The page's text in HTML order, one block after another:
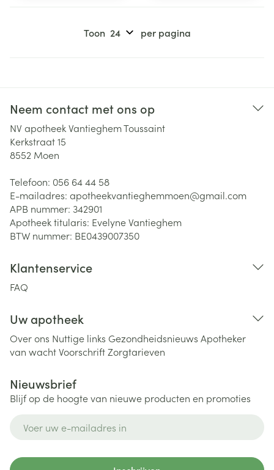
Toon per pagina
Neem contact met ons op
NV apotheek Vantieghem Toussaint
Kerkstraat 15
8552 Moen
Telefoon: 056 64 44 58
E-mailadres: apotheekvantieghemmoen@gmail.com
APB nummer: 342901
Apotheek titularis: Evelyne Vantieghem
BTW nummer: BE0439007350
Klantenservice
FAQ
Uw apotheek
Over ons Nuttige links Gezondheidsnieuws Apotheker
van wachtVoorschriftZorgtarieven
Nieuwsbrief
Blijf op de hoogte van nieuwe producten en promoties